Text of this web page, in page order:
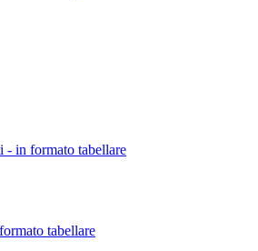
- in formato tabellare
tabellare